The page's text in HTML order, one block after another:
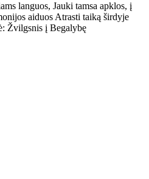
languos, Jauki tamsa apklos, į
aiduos Atrasti taiką širdyje
Žvilgsnis į Begalybę